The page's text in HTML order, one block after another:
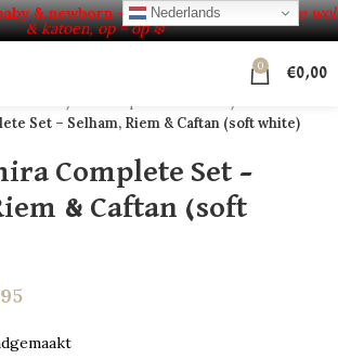
& newborn – tot50% korting! Zachte wol
& katoen, op = op ❄️
0 €0,00
Set – Selham, Riem & Caftan (soft white)
Complete Set –
& Caftan (soft
Nederlands